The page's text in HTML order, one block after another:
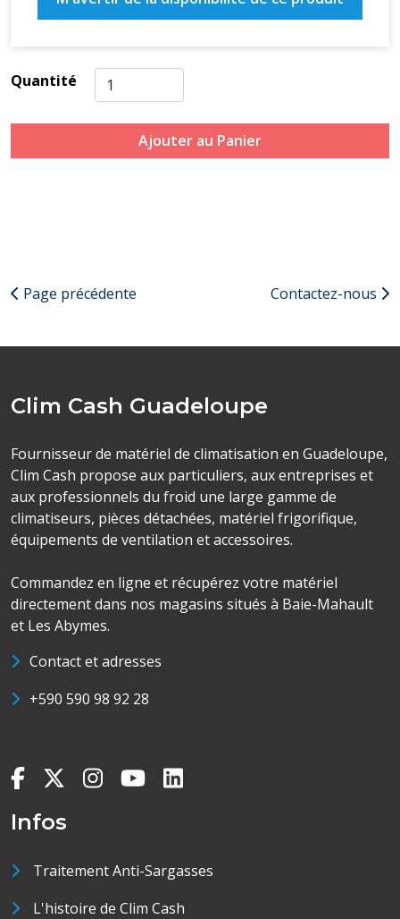
Quantité
Ajouter au Panier
Page précédente Contactez-nous
Clim Cash Guadeloupe
Fournisseur de matériel de climatisation en Guadeloupe,
Clim Cash propose aux particuliers, aux entreprises et
aux professionnels du froid une large gamme de
climatiseurs, pièces détachées, matériel frigorifique,
équipements de ventilation et accessoires.
Commandez en ligne et récupérez votre matériel
directement dans nos magasins situés à Baie-Mahault
et Les Abymes.
Contact et adresses
+590 590 98 92 28
Infos
Traitement Anti-Sargasses
L'histoire de Clim Cash